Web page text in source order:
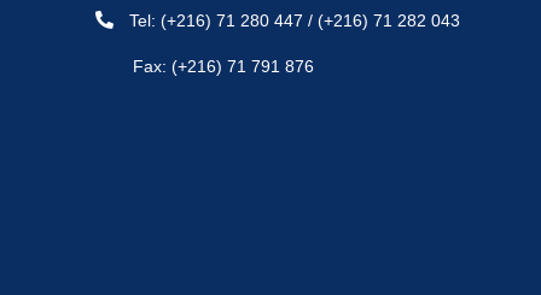
Tel: (+216) 71 280 447 / (+216) 71 282 043
Fax: (+216) 71 791 876